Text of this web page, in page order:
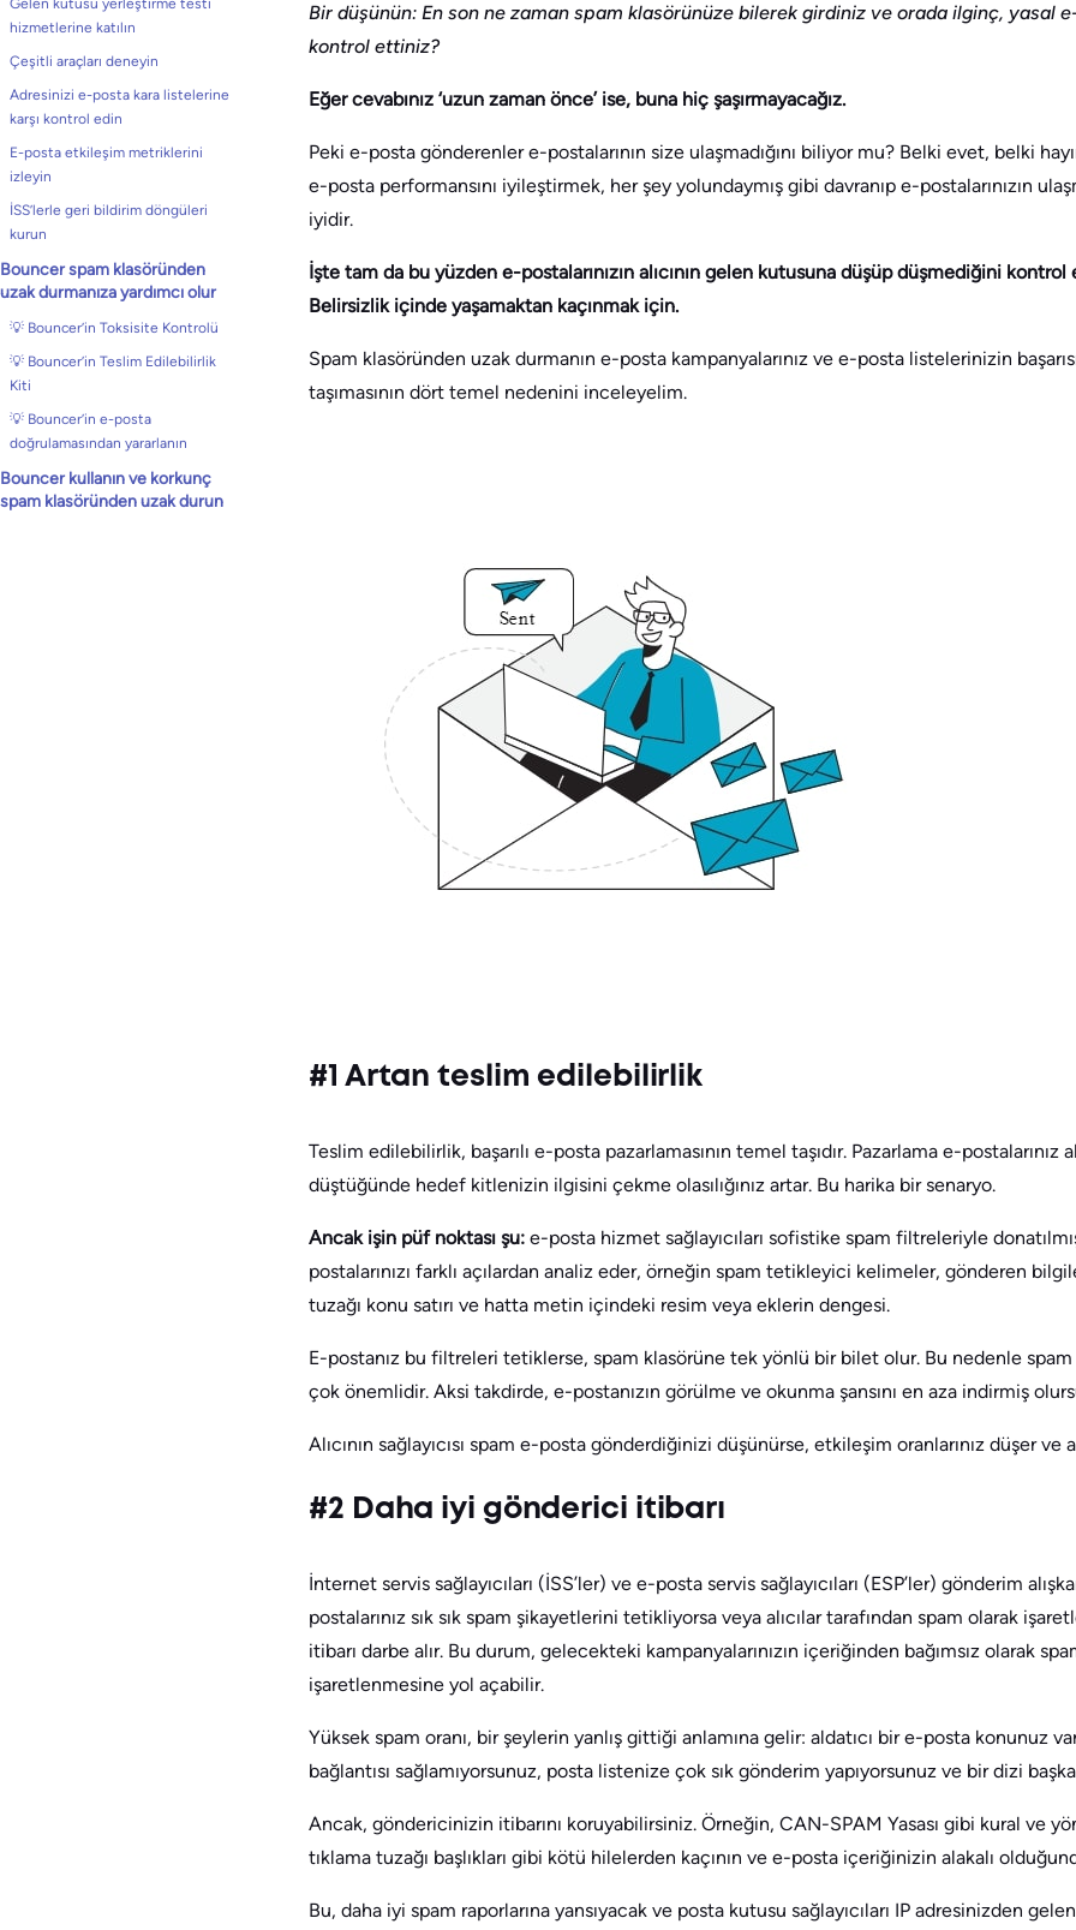
Gelen kutusu yerleştirme testi
hizmetlerine katılın
Çeşitli araçları deneyin
Adresinizi e-posta kara listelerine
karşı kontrol edin
E-posta etkileşim metriklerini
izleyin
İSS’lerle geri bildirim döngüleri
kurun
Bouncer spam klasöründen
uzak durmanıza yardımcı olur
💡 Bouncer’in Toksisite Kontrolü
💡 Bouncer’in Teslim Edilebilirlik
Kiti
💡 Bouncer’in e-posta
doğrulamasından yararlanın
Bouncer kullanın ve korkunç
spam klasöründen uzak durun
Bir düşünün: En son ne zaman spam klasörünüze bilerek girdiniz ve orada ilginç, yasal
kontrol ettiniz?
Eğer cevabınız ‘uzun zaman önce’ ise, buna hiç şaşırmayacağız.
Peki e-posta gönderenler e-postalarının size ulaşmadığını biliyor mu? Belki evet, belki
e-posta performansını iyileştirmek, her şey yolundaymış gibi davranıp e-postalarınızın
iyidir.
İşte tam da bu yüzden e-postalarınızın alıcının gelen kutusuna düşüp düşmediğini
Belirsizlik içinde yaşamaktan kaçınmak için.
Spam klasöründen uzak durmanın e-posta kampanyalarınız ve e-posta listelerinizin
taşımasının dört temel nedenini inceleyelim.
#1 Artan teslim edilebilirlik
Teslim edilebilirlik, başarılı e-posta pazarlamasının temel taşıdır. Pazarlama e-postalarınız
düştüğünde hedef kitlenizin ilgisini çekme olasılığınız artar. Bu harika bir senaryo.
Ancak işin püf noktası şu: e-posta hizmet sağlayıcıları sofistike spam filtreleriyle
postalarınızı farklı açılardan analiz eder, örneğin spam tetikleyici kelimeler, gönderen
tuzağı konu satırı ve hatta metin içindeki resim veya eklerin dengesi.
E-postanız bu filtreleri tetiklerse, spam klasörüne tek yönlü bir bilet olur. Bu nedenle spam
çok önemlidir. Aksi takdirde, e-postanızın görülme ve okunma şansını en aza indirmiş
Alıcının sağlayıcısı spam e-posta gönderdiğinizi düşünürse, etkileşim oranlarınız düşer ve
#2 Daha iyi gönderici itibarı
İnternet servis sağlayıcıları (İSS’ler) ve e-posta servis sağlayıcıları (ESP’ler) gönderim
postalarınız sık sık spam şikayetlerini tetikliyorsa veya alıcılar tarafından spam olarak
itibarı darbe alır. Bu durum, gelecekteki kampanyalarınızın içeriğinden bağımsız olarak
işaretlenmesine yol açabilir.
Yüksek spam oranı, bir şeylerin yanlış gittiği anlamına gelir: aldatıcı bir e-posta konunuz
bağlantısı sağlamıyorsunuz, posta listenize çok sık gönderim yapıyorsunuz ve bir dizi
Ancak, göndericinizin itibarını koruyabilirsiniz. Örneğin, CAN-SPAM Yasası gibi kural ve
tıklama tuzağı başlıkları gibi kötü hilelerden kaçının ve e-posta içeriğinizin alakalı
Bu, daha iyi spam raporlarına yansıyacak ve posta kutusu sağlayıcıları IP adresinizden